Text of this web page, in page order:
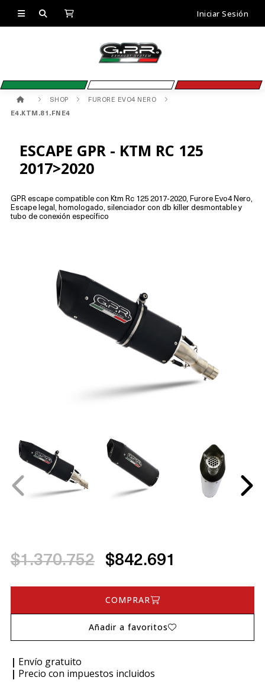
Iniciar Sesión
SHOP FURORE EVO4 NERO
E4.KTM.81.FNE4
ESCAPE GPR - KTM RC 125
2017>2020
GPR escape compatible con Ktm Rc 125 2017-2020, Furore Evo4 Nero,
Escape legal, homologado, silenciador con db killer desmontable y
tubo de conexión específico
$1.370.752 $842.691
COMPRAR
Añadir a favoritos
| Envío gratuito
| Precio con impuestos incluidos